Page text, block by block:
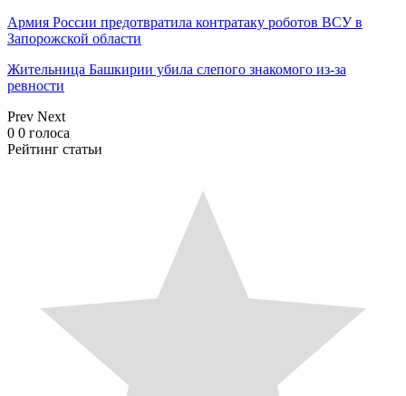
Армия России предотвратила контратаку роботов ВСУ в
Запорожской области
Жительница Башкирии убила слепого знакомого из-за
ревности
Prev Next
0 0 голоса
Рейтинг статьи